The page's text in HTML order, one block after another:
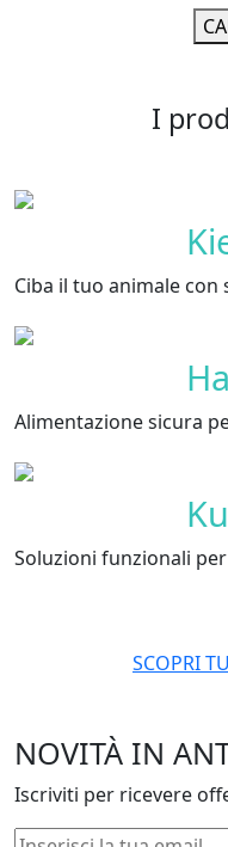
I
Ciba il tuo animale con
Alimentazione sicura
Soluzioni funzionali
SCOPRI
NOVITÀ IN
Iscriviti per ricevere